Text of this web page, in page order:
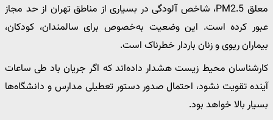
معلق PM2.5، شاخص آلودگی در بسیاری از مناطق تهران از حد مجاز
عبور کرده است. این وضعیت به‌خصوص برای سالمندان، کودکان،
بیماران ریوی و زنان باردار خطرناک است.
کارشناسان محیط زیست هشدار داده‌اند که اگر جریان باد طی ساعات
آینده تقویت نشود، احتمال صدور دستور تعطیلی مدارس و دانشگاه‌ها
بسیار بالا خواهد بود.